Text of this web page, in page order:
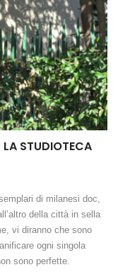
LA STUDIOTECA
di milanesi doc,
della città in sella
vi diranno che sono
ogni singola
sono perfette.